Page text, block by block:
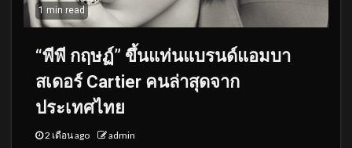
1 min read
“พีพี กฤษฏ์” ขึ้นแท่นแบรนด์แอมบา
สเดอร์ Cartier คนล่าสุดจาก
ประเทศไทย
2 เดือน ago admin